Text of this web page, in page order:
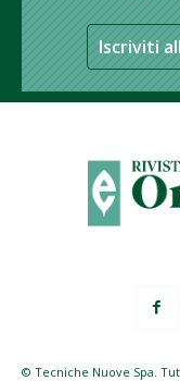
Iscriviti
© Tecniche Nuove Spa.